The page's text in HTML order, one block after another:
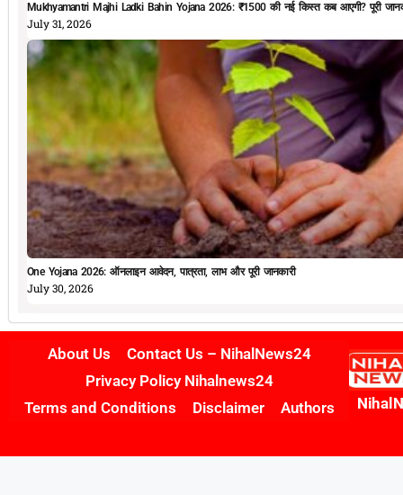
Mukhyamantri Majhi Ladki Bahin Yojana 2026: ₹1500 की नई किस्त कब आएगी? पूरी
July 31, 2026
One Yojana 2026: ऑनलाइन आवेदन, पात्रता, लाभ और पूरी जानकारी
July 30, 2026
About Us
Contact Us – NihalNews24
Privacy Policy Nihalnews24
Terms and Conditions
Disclaimer Authors